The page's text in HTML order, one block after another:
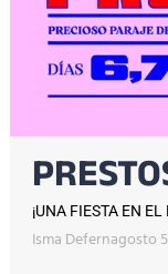
¡UNA FIESTA EN
Isma Defernagosto